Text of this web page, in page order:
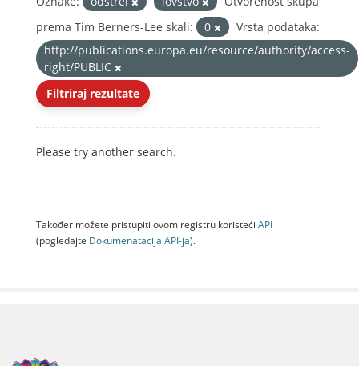
prema Tim Berners-Lee skali:
0
Vrsta podataka:
http://publications.europa.eu/resource/authority/access-
right/PUBLIC
Filtriraj rezultate
Please try another search.
Također možete pristupiti ovom registru koristeći API
(pogledajte Dokumenаtаcijа API-jа).